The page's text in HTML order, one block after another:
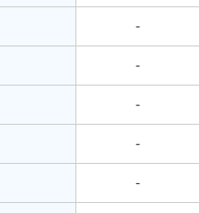
-
-
-
-
-